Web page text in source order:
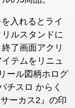
入れるとライ
ルスタンドに
了画面アクリ
テムをリニュ
ール図柄ホログ
チスロ からく
ーカス2』の印